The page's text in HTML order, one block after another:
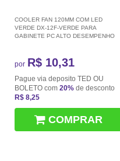
COOLER FAN 120MM COM LED
VERDE DX-12F-VERDE PARA
GABINETE PC ALTO DESEMPENHO
por R$ 10,31
Pague via deposito TED OU
BOLETO com 20% de desconto
R$ 8,25
COMPRAR